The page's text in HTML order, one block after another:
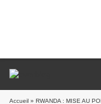
Accueil » RWANDA : MISE AU POINT DE B.